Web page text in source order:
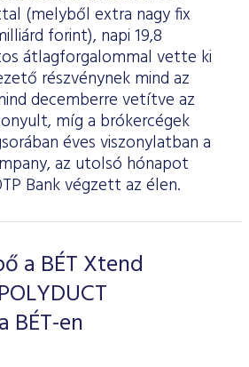
(melyből extra nagy fix
forint), napi 19,8
átlagforgalommal vette ki
részvénynek mind az
decemberre vetítve az
míg a brókercégek
éves viszonylatban a
az utolsó hónapot
Bank végzett az élen.
a BÉT Xtend
BÉT-en